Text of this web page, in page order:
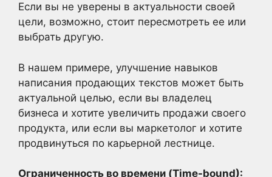
Если вы не уверены в актуальности своей
цели, возможно, стоит пересмотреть ее или
выбрать другую.
В нашем примере, улучшение навыков
написания продающих текстов может быть
актуальной целью, если вы владелец
бизнеса и хотите увеличить продажи своего
продукта, или если вы маркетолог и хотите
продвинуться по карьерной лестнице.
Ограниченность во времени (Time-bound):